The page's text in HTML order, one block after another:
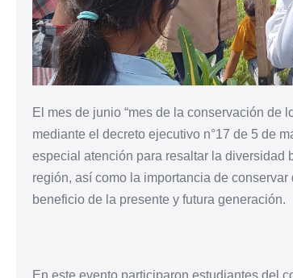
El mes de junio “mes de la conservación de
mediante el decreto ejecutivo n°17 de 5 de
especial atención para resaltar la diversidad
región, así como la importancia de
beneficio de la presente y futura generación.
En este evento participaron estudiantes del